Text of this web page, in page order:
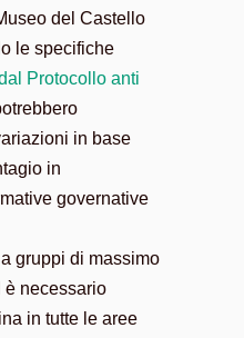
del Castello
le specifiche
Protocollo anti
in base
in
governative
gruppi di massimo
è necessario
in tutte le aree